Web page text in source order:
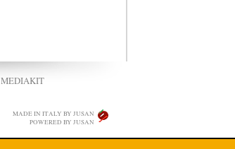
MEDIAKIT
MADE IN ITALY BY JUSAN
POWERED BY JUSAN